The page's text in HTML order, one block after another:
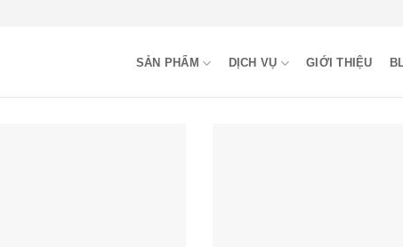
SẢN PHẨM DỊCH VỤ GIỚI THIỆU